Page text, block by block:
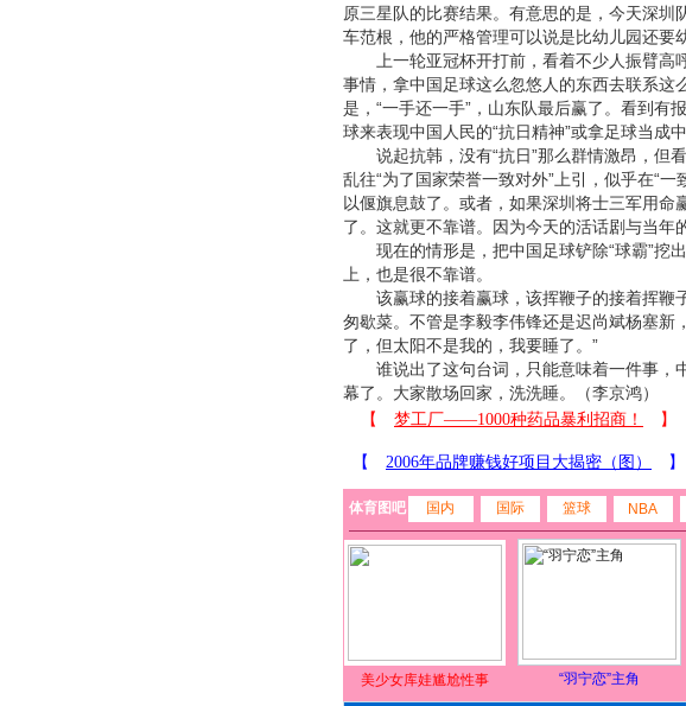
原三星队的比赛结果。有意思的是，今天深圳
车范根，他的严格管理可以说是比幼儿园还要
上一轮亚冠杯开打前，看着不少人振臂高呼
事情，拿中国足球这么忽悠人的东西去联系这
是，“一手还一手”，山东队最后赢了。看到有
球来表现中国人民的“抗日精神”或拿足球当成
说起抗韩，没有“抗日”那么群情激昂，但
乱往“为了国家荣誉一致对外”上引，似乎在“
以偃旗息鼓了。或者，如果深圳将士三军用
了。这就更不靠谱。因为今天的活话剧与当年
现在的情形是，把中国足球铲除“球霸”挖出
上，也是很不靠谱。
该赢球的接着赢球，该挥鞭子的接着挥鞭
匆歇菜。不管是李毅李伟锋还是迟尚斌杨塞新
了，但太阳不是我的，我要睡了。”
谁说出了这句台词，只能意味着一件事，
幕了。大家散场回家，洗洗睡。（李京鸿）
体育图吧 国内 国际 篮球 NBA
美少女库娃尴尬性事 “羽宁恋”主角